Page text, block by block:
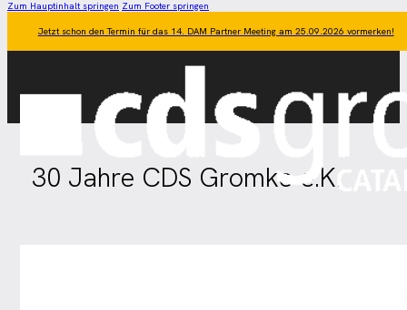
Zum Hauptinhalt springen Zum Footer springen
Jetzt schon den Termin für das 14. DAM Partner Meeting am 25.09.2026 vormerken!
30 Jahre CDS Gromke e.K.